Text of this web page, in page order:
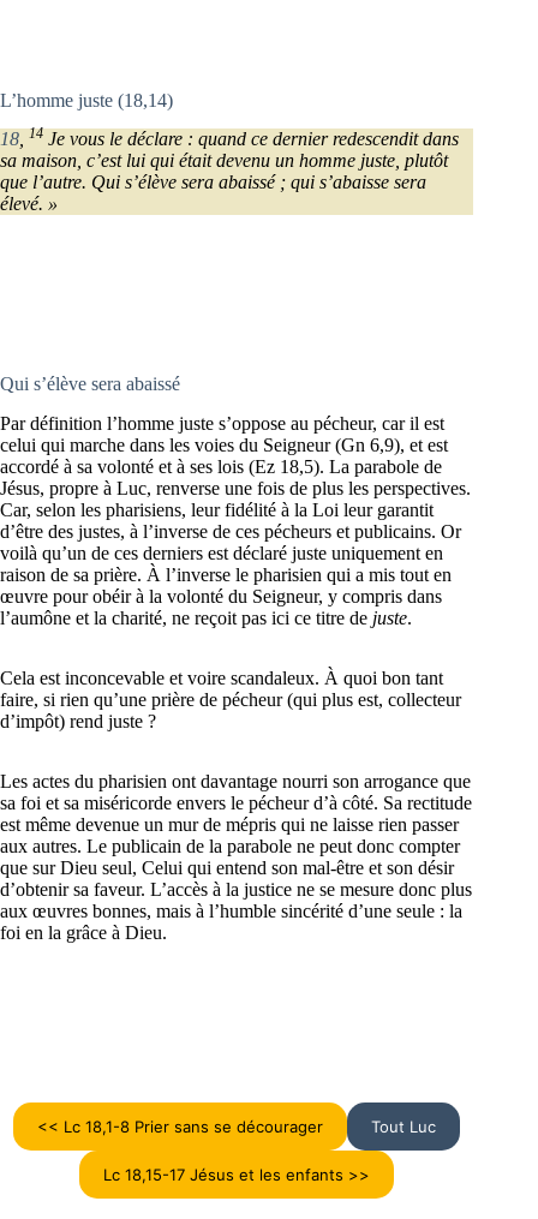
L’homme juste (18,14)
18 14 Je vous le déclare : quand ce dernier redescendit dans
sa maison, c’est lui qui était devenu un homme juste, plutôt
que l’autre. Qui s’élève sera abaissé ; qui s’abaisse sera
élevé. »
Qui s’élève sera abaissé
Par définition l’homme juste s’oppose au pécheur, car il est
celui qui marche dans les voies du Seigneur (Gn 6,9), et est
accordé à sa volonté et à ses lois (Ez 18,5). La parabole de
Jésus, propre à Luc, renverse une fois de plus les perspectives.
Car, selon les pharisiens, leur fidélité à la Loi leur garantit
d’être des justes, à l’inverse de ces pécheurs et publicains. Or
voilà qu’un de ces derniers est déclaré juste uniquement en
raison de sa prière. À l’inverse le pharisien qui a mis tout en
œuvre pour obéir à la volonté du Seigneur, y compris dans
l’aumône et la charité, ne reçoit pas ici ce titre de juste.
Cela est inconcevable et voire scandaleux. À quoi bon tant
faire, si rien qu’une prière de pécheur (qui plus est, collecteur
d’impôt) rend juste ?
Les actes du pharisien ont davantage nourri son arrogance que
sa foi et sa miséricorde envers le pécheur d’à côté. Sa rectitude
est même devenue un mur de mépris qui ne laisse rien passer
aux autres. Le publicain de la parabole ne peut donc compter
que sur Dieu seul, Celui qui entend son mal-être et son désir
d’obtenir sa faveur. L’accès à la justice ne se mesure donc plus
aux œuvres bonnes, mais à l’humble sincérité d’une seule : la
foi en la grâce à Dieu.
<< Lc 18,1-8 Prier sans se décourager Tout Luc
Lc 18,15-17 Jésus et les enfants >>